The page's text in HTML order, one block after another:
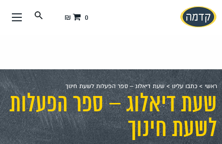
עבור
אל
0 ₪
ראשי >כתבו עלינו>שעת דיאלוג – ספר הפעלות לשעת חינוך
שעת דיאלוג – ספר הפעלות
לשעת חינוך